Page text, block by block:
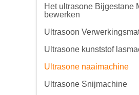
Het ultrasone Bijgestane
bewerken
Ultrasoon
Ultrasone kunststof
Ultrasone naaimachine
Ultrasone Snijmachine